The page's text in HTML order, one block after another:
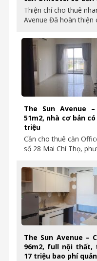
Thiện chí cho thuê
Avenue Đã hoàn thiện
The Sun Avenue
51m2, nhà cơ bản
triệu
Cần cho thuê căn
số 28 Mai Chí Thọ,
The Sun Avenue –
96m2, full nội thất,
17 triệu bao phí